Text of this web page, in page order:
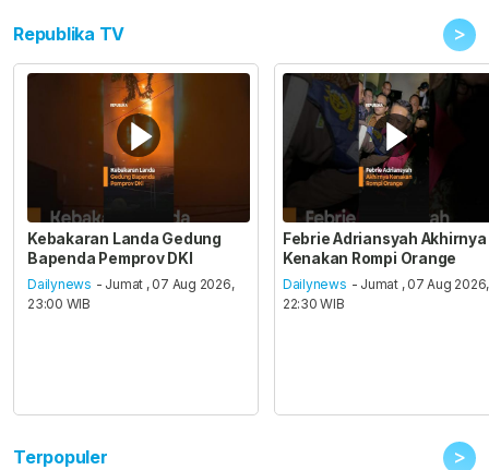
Republika TV >
Kebakaran Landa Gedung
Bapenda Pemprov DKI
Dailynews - Jumat , 07 Aug 2026,
23:00 WIB
Febrie Adriansyah Akhirnya
Kenakan Rompi Orange
Dailynews - Jumat , 07 Aug 2026,
22:30 WIB
Terpopuler >